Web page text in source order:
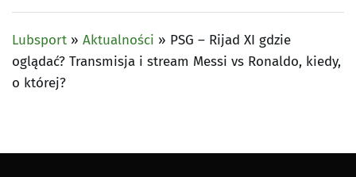
Lubsport » Aktualności » PSG – Rijad XI gdzie
oglądać? Transmisja i stream Messi vs Ronaldo, kiedy,
o której?